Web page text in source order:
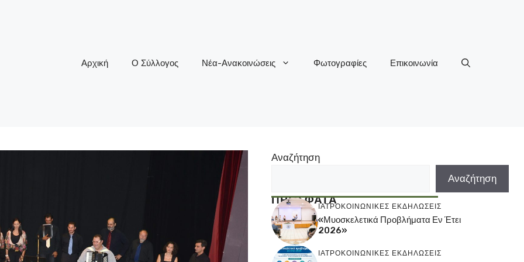
Αρχική Ο Σύλλογος Νέα-Ανακοινώσεις Φωτογραφίες Επικοινωνία
Αναζήτηση
Αναζήτηση
ΠΡΟΣΦΑΤΑ
ΙΑΤΡΟΚΟΙΝΩΝΙΚΕΣ ΕΚΔΗΛΩΣΕΙΣ
«Μυοσκελετικά Προβλήματα Εν Έτει
2026»
ΙΑΤΡΟΚΟΙΝΩΝΙΚΕΣ ΕΚΔΗΛΩΣΕΙΣ